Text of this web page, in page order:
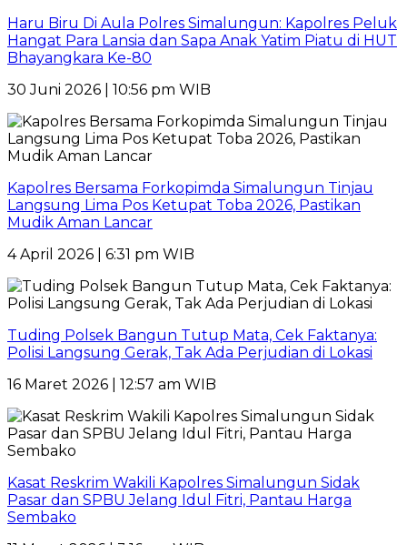
Haru Biru Di Aula Polres Simalungun: Kapolres Peluk
Hangat Para Lansia dan Sapa Anak Yatim Piatu di HUT
Bhayangkara Ke-80
30 Juni 2026 | 10:56 pm WIB
Kapolres Bersama Forkopimda Simalungun Tinjau
Langsung Lima Pos Ketupat Toba 2026, Pastikan
Mudik Aman Lancar
4 April 2026 | 6:31 pm WIB
Tuding Polsek Bangun Tutup Mata, Cek Faktanya:
Polisi Langsung Gerak, Tak Ada Perjudian di Lokasi
16 Maret 2026 | 12:57 am WIB
Kasat Reskrim Wakili Kapolres Simalungun Sidak
Pasar dan SPBU Jelang Idul Fitri, Pantau Harga
Sembako